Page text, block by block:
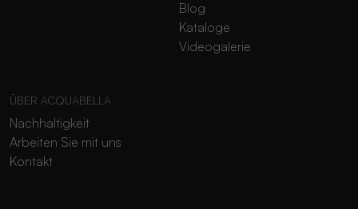
Blog
Kataloge
Videogalerie
ÜBER ACQUABELLA
Nachhaltigkeit
Arbeiten Sie mit uns
Kontakt